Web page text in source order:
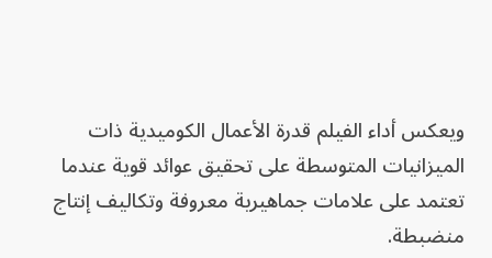
ويعكس أداء الفيلم قدرة الأعمال الكوميدية ذات
الميزانيات المتوسطة على تحقيق عوائد قوية عندما
تعتمد على علامات جماهيرية معروفة وتكاليف إنتاج
منضبطة.